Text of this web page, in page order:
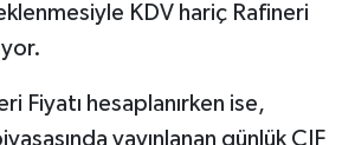
KDV hariç Rafineri
Fiyatı hesaplanırken ise,
yayınlanan günlük CIF